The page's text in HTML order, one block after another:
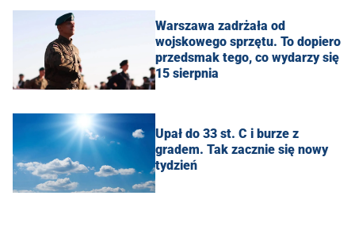
Warszawa zadrżała od
wojskowego sprzętu. To dopiero
przedsmak tego, co wydarzy się
15 sierpnia
Upał do 33 st. C i burze z
gradem. Tak zacznie się nowy
tydzień